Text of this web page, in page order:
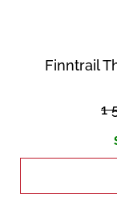
Finntrail
1